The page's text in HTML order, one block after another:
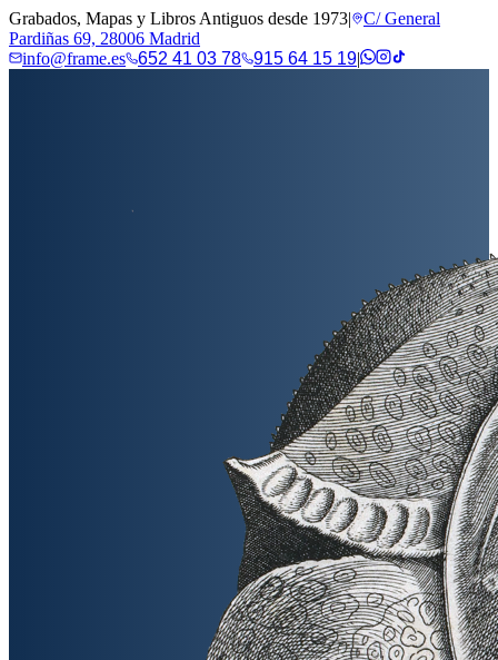
Grabados, Mapas y Libros Antiguos desde 1973|
C/ General
Pardiñas 69, 28006 Madrid
info@frame.es
652 41 03 78 915 64 15 19|